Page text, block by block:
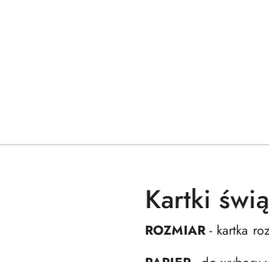
Kartki
ROZMIAR- kartka